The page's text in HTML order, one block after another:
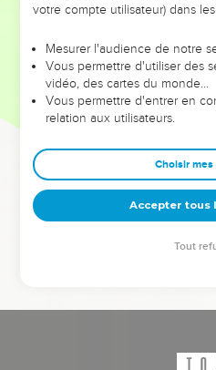
leur foi ou leur vision. Mais on
et les saisons difficiles qu'ils ont
sont elles qui les
Dans cette conférence, leaders,
clés pour avancer avec plus de
deviennent vos tremplins. Que
équipe, un groupe ou une
pour
votre compte utilisateur) dans
Mesurer l'audience de notre
Vous permettre d'utiliser des
vidéo, des cartes du monde…
Vous permettre d'entrer en
relation aux utilisateurs.
Choisir mes
Accepter tous
Tout